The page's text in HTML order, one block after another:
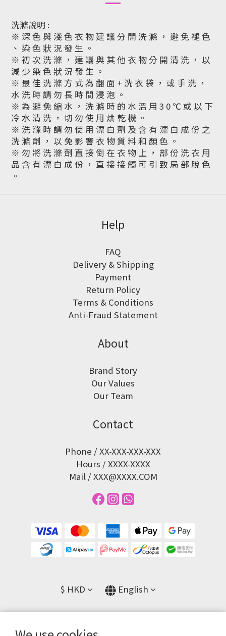
洗滌說明 :
※ 深 色 與 淺 色 衣 物 建 議 分 開 洗 滌 ， 避 免 褪 色
、 染 色 狀 況 發 生 。
※ 初 次 洗 滌 ， 建 議 與 其 他 衣 物 分 開 清 洗 ， 以
減 少 染 色 狀 況 發 生 。
※ 最 佳 洗 滌 方 式 為 翻 面 + 洗 衣 袋 ， 或 手 洗 ，
水 洗 時 請 勿 長 時 間 浸 泡 。
※ 為 避 免 縮 水 ， 洗 滌 時 的 水 溫 用 3 0 ℃ 或 以 下
冷 水 清 洗 ， 切 勿 使 用 烘 乾 機 。
※ 洗 滌 時 請 勿 使 用 漂 白 劑 及 含 有 漂 白 成 份 之
洗 滌 劑 ， 以 免 影 響 衣 物 質 料 和 顏 色 。
※ 勿 將 洗 滌 劑 直 接 倒 在 衣 物 上 ， 部 份 洗 衣 用
品 含 有 漂 白 成 份 ， 直 接 接 觸 可 引 致 局 部 脫 色
。
Help
FAQ
Delivery & Shipping
Payment
Return Policy
Terms & Conditions
Anti-Fraud Statement
About
Brand Story
Our Values
Our Team
Contact
Phone / XX-XXX-XXX-XXX
Hours / XXXX-XXXX
Mail / XXX@XXXX.COM
$ HKD English